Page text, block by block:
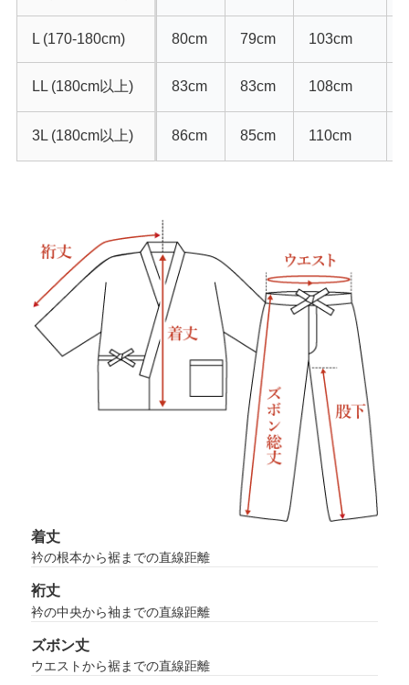
L (170-180cm) 80cm 79cm 103cm
LL (180cm以上) 83cm 83cm 108cm
3L (180cm以上) 86cm 85cm 110cm
着丈
衿の根本から裾までの直線距離
裄丈
衿の中央から袖までの直線距離
ズボン丈
ウエストから裾までの直線距離